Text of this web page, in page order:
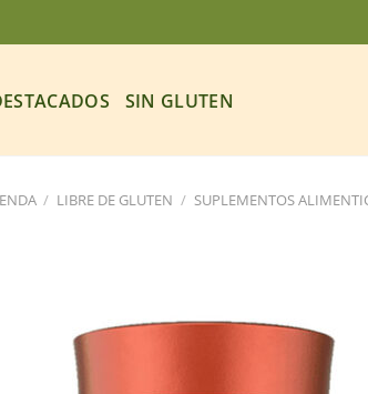
SIN GLUTEN
/ LIBRE DE GLUTEN / SUPLEMENTOS